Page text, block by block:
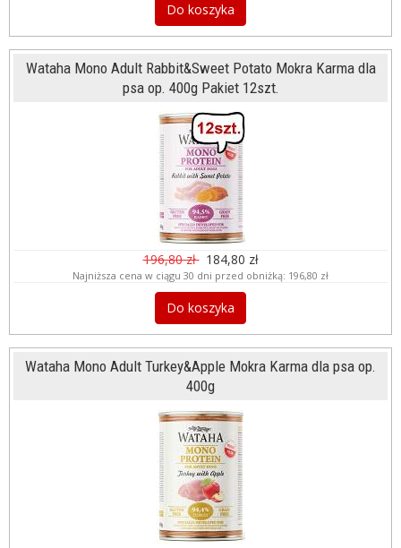
Do koszyka
Wataha Mono Adult Rabbit&Sweet Potato Mokra Karma dla
psa op. 400g Pakiet 12szt.
196,80 zł 184,80 zł
Najniższa cena w ciągu 30 dni przed obniżką: 196,80 zł
Do koszyka
Wataha Mono Adult Turkey&Apple Mokra Karma dla psa op.
400g